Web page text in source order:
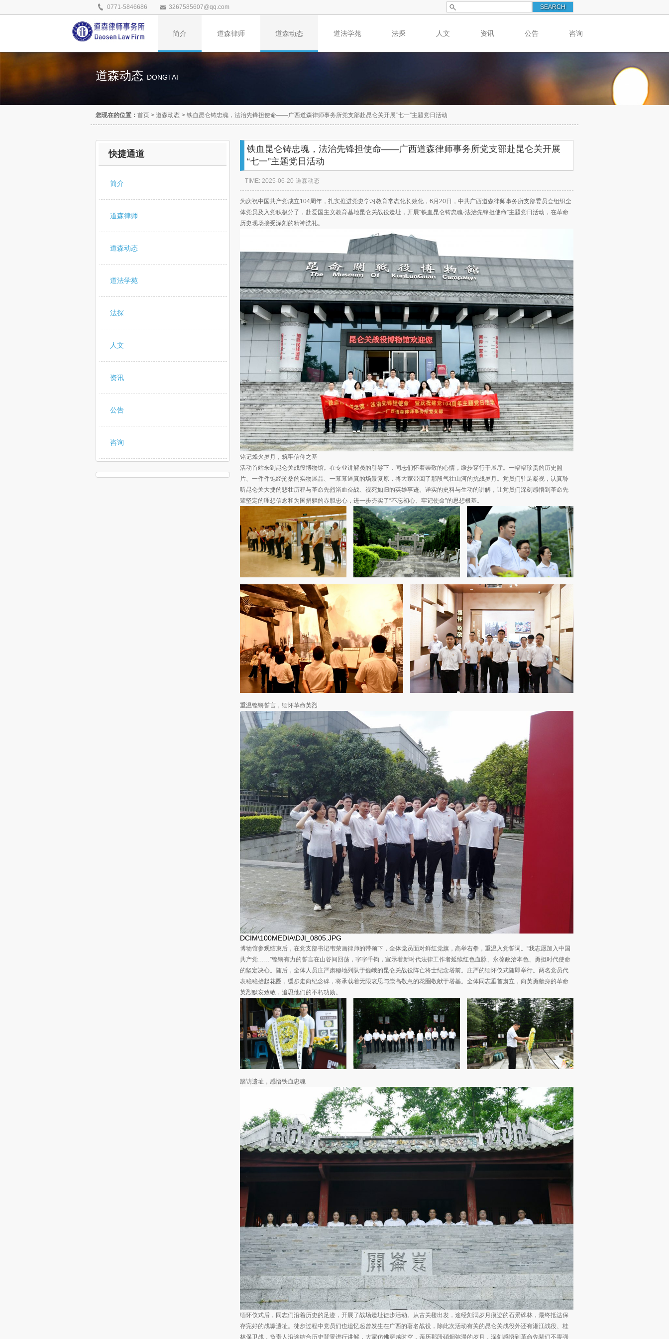
0771-5846686 3267585607@qq.com
简介 道森律师 道森动态 道法学苑 法探 人文 资讯 公告 咨询
道森动态 DONGTAI
您现在的位置： 首页 > 道森动态 > 铁血昆仑铸忠魂，法治先锋担使命——广西道森律师事务所党支部赴昆仑关开展“七一”主题党日活动
快捷通道
简介
道森律师
道森动态
道法学苑
法探
人文
资讯
公告
咨询
铁血昆仑铸忠魂，法治先锋担使命——广西道森律师事务所党支部赴昆仑关开展
“七一”主题党日活动
TIME: 2025-06-20 道森动态
为庆祝中国共产党成立104周年，扎实推进党史学习教育常态化长效化，6月20日，中共广西道森律师事务所支部委员会组织全
体党员及入党积极分子，赴爱国主义教育基地昆仑关战役遗址，开展“铁血昆仑铸忠魂·法治先锋担使命”主题党日活动，在革命
历史现场接受深刻的精神洗礼。
铭记烽火岁月，筑牢信仰之基
活动首站来到昆仑关战役博物馆。在专业讲解员的引导下，同志们怀着崇敬的心情，缓步穿行于展厅。一幅幅珍贵的历史照
片、一件件饱经沧桑的实物展品、一幕幕逼真的场景复原，将大家带回了那段气壮山河的抗战岁月。党员们驻足凝视，认真聆
听昆仑关大捷的悲壮历程与革命先烈浴血奋战、视死如归的英雄事迹。详实的史料与生动的讲解，让党员们深刻感悟到革命先
辈坚定的理想信念和为国捐躯的赤胆忠心，进一步夯实了“不忘初心、牢记使命”的思想根基。
重温铿锵誓言，缅怀革命英烈
DCIM\100MEDIA\DJI_0805.JPG
博物馆参观结束后，在党支部书记韦荣画律师的带领下，全体党员面对鲜红党旗，高举右拳，重温入党誓词。“我志愿加入中国
共产党……”铿锵有力的誓言在山谷间回荡，字字千钧，宣示着新时代法律工作者延续红色血脉、永葆政治本色、勇担时代使命
的坚定决心。随后，全体人员庄严肃穆地列队于巍峨的昆仑关战役阵亡将士纪念塔前。庄严的缅怀仪式随即举行。两名党员代
表稳稳抬起花圈，缓步走向纪念碑，将承载着无限哀思与崇高敬意的花圈敬献于塔基。全体同志垂首肃立，向英勇献身的革命
英烈默哀致敬，追思他们的不朽功勋。
踏访遗址，感悟铁血忠魂
缅怀仪式后，同志们沿着历史的足迹，开展了战场遗址徒步活动。从古关楼出发，途经刻满岁月痕迹的石景碑林，最终抵达保
存完好的战壕遗址。徒步过程中党员们也追忆起曾发生在广西的著名战役，除此次活动有关的昆仑关战役外还有湘江战役、桂
林保卫战，负责人沿途结合历史背景进行讲解，大家仿佛穿越时空，亲历那段硝烟弥漫的岁月，深刻感悟到革命先辈们不畏强